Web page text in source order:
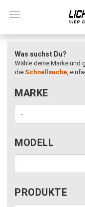
Was suchst Du?
Wähle deine Marke und
die Schnellsuche,
MARKE
MARKE
MODELL
MODELL
PRODUKTE
PRODUKTE